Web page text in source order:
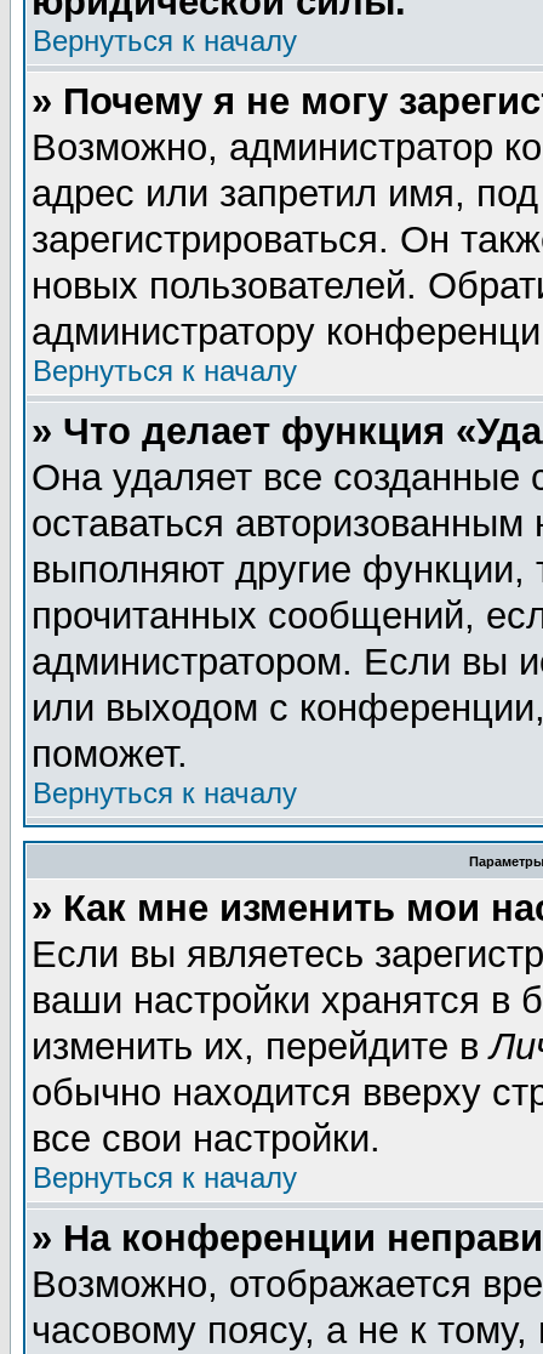
Вернуться к началу
» Почему я не могу
Возможно, администратор
адрес или запретил имя,
зарегистрироваться. Он
новых пользователей.
администратору
Вернуться к началу
» Что делает функция
Она удаляет все созданные
оставаться
выполняют другие функции,
прочитанных сообщений,
администратором. Если вы
или выходом с
поможет.
Вернуться к началу
» Как мне изменить мои
Если вы являетесь
ваши настройки хранятся
изменить их, перейдите в
обычно находится вверху
все свои настройки.
Вернуться к началу
» На конференции
Возможно, отображается
часовому поясу, а не к